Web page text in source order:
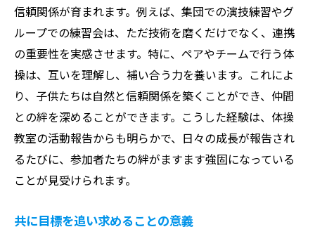
信頼関係が育まれます。例えば、集団での演技練習やグ
ループでの練習会は、ただ技術を磨くだけでなく、連携
の重要性を実感させます。特に、ペアやチームで行う体
操は、互いを理解し、補い合う力を養います。これによ
り、子供たちは自然と信頼関係を築くことができ、仲間
との絆を深めることができます。こうした経験は、体操
教室の活動報告からも明らかで、日々の成長が報告され
るたびに、参加者たちの絆がますます強固になっている
ことが見受けられます。
共に目標を追い求めることの意義